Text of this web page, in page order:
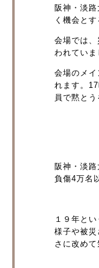
阪神・淡
く機会と
会場では
われていま
会場のメ
れます。
員で黙とう
阪神・淡
負傷4万名
１９年と
様子や被
さに改めて